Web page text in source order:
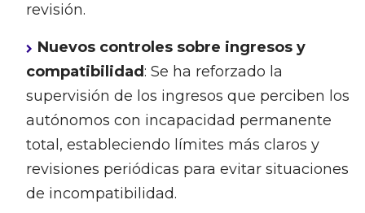
revisión.
Nuevos controles sobre ingresos y
compatibilidad: Se ha reforzado la
supervisión de los ingresos que perciben los
autónomos con incapacidad permanente
total, estableciendo límites más claros y
revisiones periódicas para evitar situaciones
de incompatibilidad.